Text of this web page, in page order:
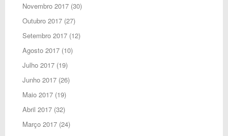
Novembro 2017(30)
Outubro 2017(27)
Setembro 2017(12)
Agosto 2017(10)
Julho 2017(19)
Junho 2017(26)
Maio 2017(19)
Abril 2017(32)
Março 2017(24)